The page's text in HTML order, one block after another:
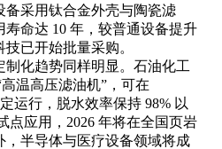
备采用钛合金外壳与陶瓷滤
命达 10 年，较普通设备提升
已开始批量采购。
化趋势同样明显。石油化工
温高压滤油机”，可在
运行，脱水效率保持 98% 以
点应用，2026 年将在全国页岩
，半导体与医疗设备领域将成